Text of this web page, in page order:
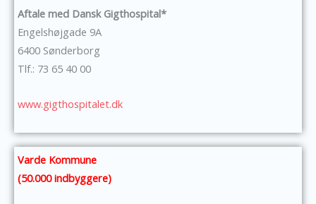
Aftale med Dansk Gigthospital*
Engelshøjgade 9A
6400 Sønderborg
Tlf.: 73 65 40 00
www.gigthospitalet.dk
Varde Kommune
(50.000 indbyggere)